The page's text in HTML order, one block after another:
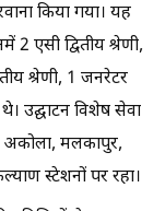
किया गया। यह
एसी द्वितीय श्रेणी,
श्रेणी, 1 जनरेटर
उद्घाटन विशेष सेवा
अकोला, मलकापुर,
स्टेशनों पर रहा।